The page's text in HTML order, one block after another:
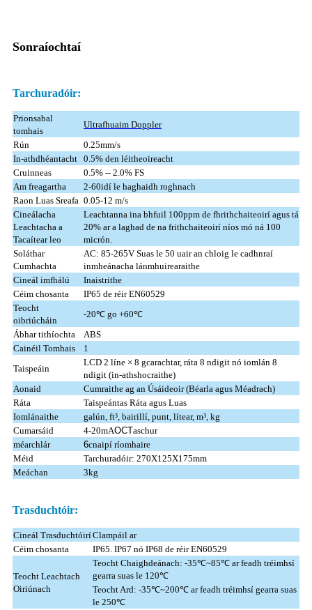
Sonraíochtaí
Tarchuradóir:
Prionsabal
tomhais
Ultrafhuaim Doppler
Rún
0.25mm/s
In-athdhéantacht 0.5% den léitheoireacht
Cruinneas
0.5% -- 2.0% FS
Am freagartha
2-60idí le haghaidh roghnach
Raon Luas Sreafa 0.05-12 m/s
Cineálacha
Leachtacha a
Tacaítear leo
Leachtanna ina bhfuil 100ppm de fhrithchaiteoirí agus tá
20% ar a laghad de na frithchaiteoirí níos mó ná 100
micrón.
Soláthar
Cumhachta
AC: 85-265V Suas le 50 uair an chloig le cadhnraí
inmheánacha lánmhuirearaithe
Cineál imfhálú
Inaistrithe
Céim chosanta
IP65 de réir EN60529
Teocht
oibriúcháin
-20℃ go +60℃
Ábhar tithíochta
ABS
Cainéil Tomhais
1
Taispeáin
LCD 2 líne × 8 gcarachtar, ráta 8 ndigit nó iomlán 8
ndigit (in-athshocraithe)
Aonaid
Cumraithe ag an Úsáideoir (Béarla agus Méadrach)
Ráta
Taispeántas Ráta agus Luas
Iomlánaithe
galún, ft³, bairillí, punt, lítear, m³, kg
Cumarsáid
4-20mAOCTaschur
méarchlár
6cnaipí ríomhaire
Méid
Tarchuradóir: 270X125X175mm
Meáchan
3kg
Trasduchtóir:
Cineál TrasduchtóiríClampáil ar
Céim chosanta
IP65. IP67 nó IP68 de réir EN60529
Teocht Leachtach
Oiriúnach
Teocht Chaighdeánach: -35℃~85℃ ar feadh tréimhsí
gearra suas le 120℃
Teocht Ard: -35℃~200℃ ar feadh tréimhsí gearra suas
le 250℃